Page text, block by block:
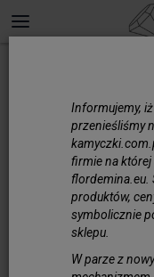
Informujemy,
przenieśliśmy
firmie na której
flordemina.eu.
produktów,
symbolicznie
sklepu.
W parze z
Jego
aqua